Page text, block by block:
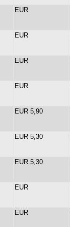
EUR
EUR
EUR
EUR
EUR 5,90
EUR 5,30
EUR 5,30
EUR
EUR